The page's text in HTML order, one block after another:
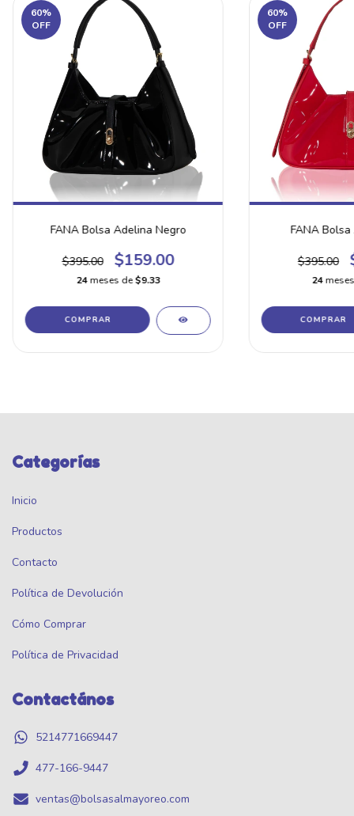
60%
OFF
FANA Bolsa Adelina Negro
$395.00 $159.00
24 meses de$9.33
60%
OFF
FANA
$395.00
24
Categorías
Inicio
Productos
Contacto
Política de Devolución
Cómo Comprar
Política de Privacidad
Contactános
5214771669447
477-166-9447
ventas@bolsasalmayoreo.com